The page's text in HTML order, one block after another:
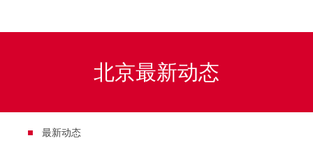
北京最新动态
最新动态